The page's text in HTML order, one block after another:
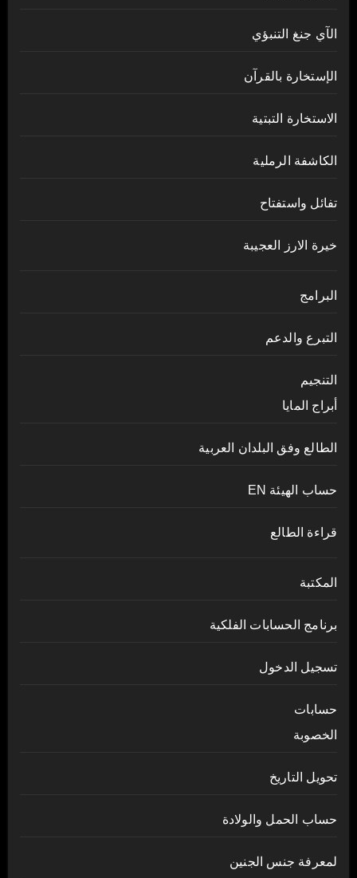
الآي جنغ التنبؤي
الإستخارة بالقرآن
الاستخارة التبتية
الكاشفة الرملية
تفائل واستفتاح
خيرة الارز العجيبة
البرامج
التبرع والدعم
التنجيم
أبراج المايا
الطالع وفق البلدان العربية
حساب الهيئة EN
قراءة الطالع
المكتبة
برنامج الحسابات الفلكية
تسجيل الدخول
حسابات
الخصوبة
تحويل التاريخ
حساب الحمل والولادة
لمعرفة جنس الجنين